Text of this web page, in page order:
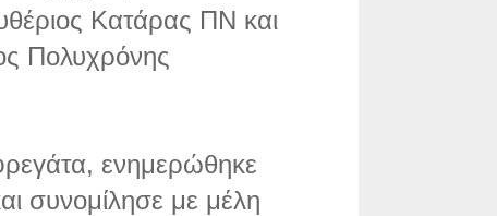
Κατάρας ΠΝ και
Πολυχρόνης
ενημερώθηκε
συνομίλησε με μέλη